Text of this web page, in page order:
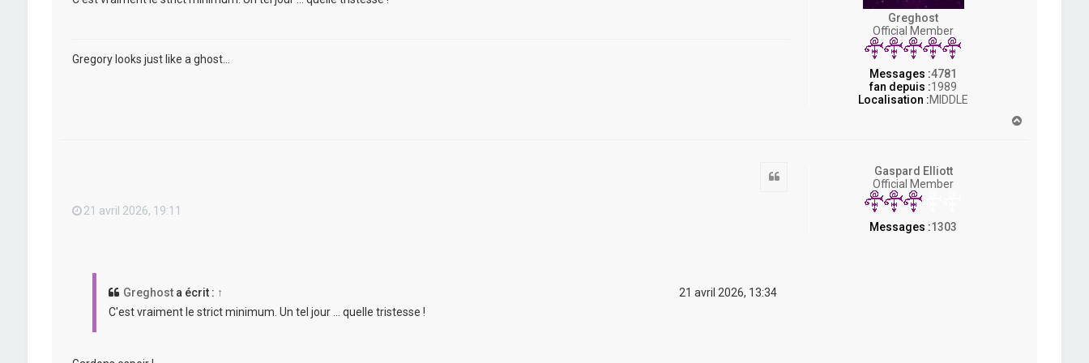
Greghost
Official Member
Messages :4781
fan depuis :1989
Localisation :MIDDLE
Gregory looks just like a ghost...
Gaspard Elliott
Official Member
Messages :1303
21 avril 2026, 19:11
Greghosta écrit : ↑
21 avril 2026, 13:34
C'est vraiment le strict minimum. Un tel jour ... quelle tristesse !